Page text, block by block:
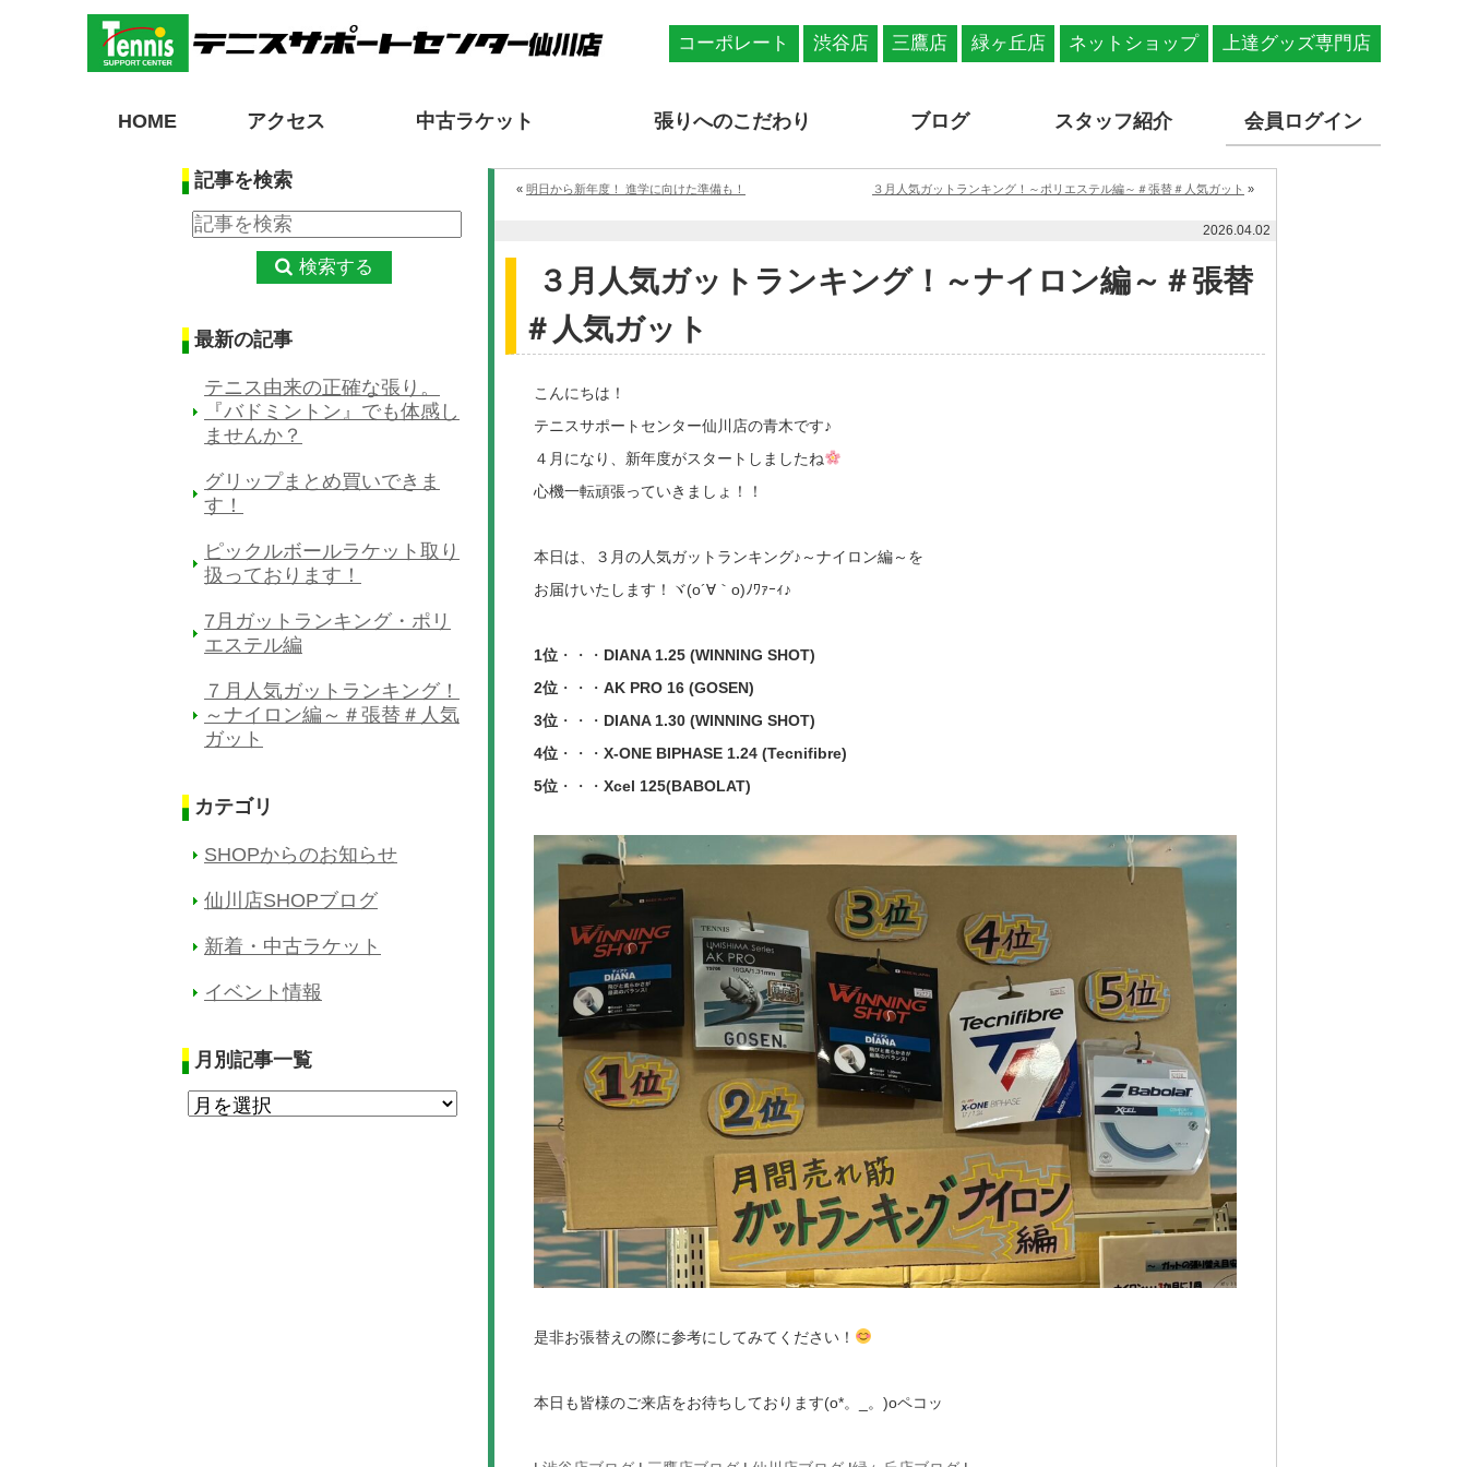
コーポレート 渋谷店 三鷹店 緑ヶ丘店 ネットショップ 上達グッズ専門店
HOME アクセス 中古ラケット 張りへのこだわり ブログ スタッフ紹介 会員ログイン
記事を検索
検索する
最新の記事
テニス由来の正確な張り。
『バドミントン』でも体感し
ませんか？
グリップまとめ買いできま
す！
ピックルボールラケット取り
扱っております！
7月ガットランキング・ポリ
エステル編
７月人気ガットランキング！
～ナイロン編～＃張替＃人気
ガット
カテゴリ
SHOPからのお知らせ
仙川店SHOPブログ
新着・中古ラケット
イベント情報
月別記事一覧
« 明日から新年度！ 進学に向けた準備も！ ３月人気ガットランキング！～ポリエステル編～＃張替＃人気ガット »
2026.04.02
３月人気ガットランキング！～ナイロン編～＃張替
＃人気ガット
こんにちは！
テニスサポートセンター仙川店の青木です♪
４月になり、新年度がスタートしましたね
心機一転頑張っていきましょ！！
本日は、３月の人気ガットランキング♪～ナイロン編～を
お届けいたします！ヾ(o´∀｀o)ﾉﾜｧｰｨ♪
1位・・・ DIANA 1.25 (WINNING SHOT)
2位・・・ AK PRO 16 (GOSEN)
3位・・・ DIANA 1.30 (WINNING SHOT)
4位・・・ X-ONE BIPHASE 1.24 (Tecnifibre)
5位・・・ Xcel 125(BABOLAT)
是非お張替えの際に参考にしてみてください！
本日も皆様のご来店をお待ちしております(o*。_。)oペコッ